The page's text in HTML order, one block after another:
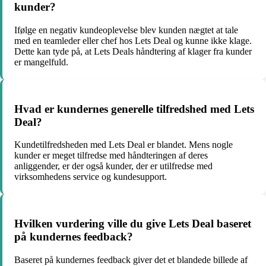
kunder?
Ifølge en negativ kundeoplevelse blev kunden nægtet at tale
med en teamleder eller chef hos Lets Deal og kunne ikke klage.
Dette kan tyde på, at Lets Deals håndtering af klager fra kunder
er mangelfuld.
Hvad er kundernes generelle tilfredshed med Lets
Deal?
Kundetilfredsheden med Lets Deal er blandet. Mens nogle
kunder er meget tilfredse med håndteringen af deres
anliggender, er der også kunder, der er utilfredse med
virksomhedens service og kundesupport.
Hvilken vurdering ville du give Lets Deal baseret
på kundernes feedback?
Baseret på kundernes feedback giver det et blandede billede af